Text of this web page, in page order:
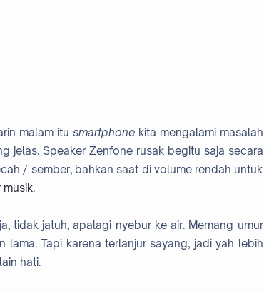
malam itu smartphonekita mengalami masalah
jelas. Speaker Zenfone rusak begitu saja secara
/ sember, bahkan saat di volume rendah untuk
musik.
tidak jatuh, apalagi nyebur ke air. Memang umur
lama. Tapi karena terlanjur sayang, jadi yah lebih
hati.